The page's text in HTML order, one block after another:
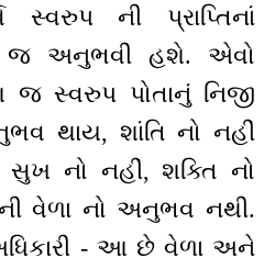
ની પ્રાપ્તિનાં
જ અનુભવી હશે. એવો
પોતાનું નિજી
થાય, શાંતિ નો નહીં
સુખ નો નહીં, શક્તિ નો
વેળા નો અનુભવ નથી.
- આ છે વેળા અને